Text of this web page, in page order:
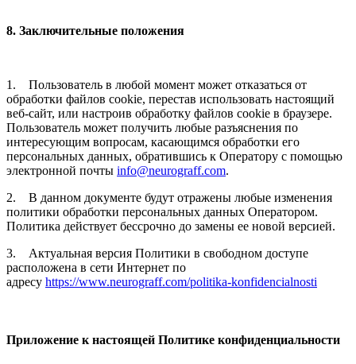
8. Заключительные положения
1. Пользователь в любой момент может отказаться от
обработки файлов cookie, перестав использовать настоящий
веб-сайт, или настроив обработку файлов cookie в браузере.
Пользователь может получить любые разъяснения по
интересующим вопросам, касающимся обработки его
персональных данных, обратившись к Оператору с помощью
электронной почты info@neurograff.com.
2. В данном документе будут отражены любые изменения
политики обработки персональных данных Оператором.
Политика действует бессрочно до замены ее новой версией.
3. Актуальная версия Политики в свободном доступе
расположена в сети Интернет по
адресу https://www.neurograff.com/politika-konfidencialnosti
Приложение к настоящей Политике конфиденциальности